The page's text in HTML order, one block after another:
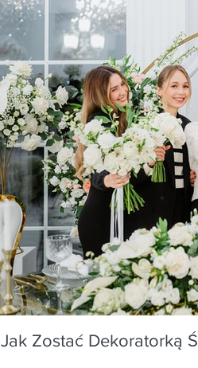
Jak Zostać Dekoratorką